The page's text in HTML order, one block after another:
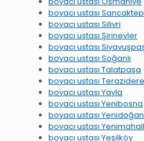
boyacı ustası
boyacı ustası Silivri
boyacı ustası Şirinevler
boyacı ustası
boyacı ustası Soğanlı
boyacı ustası Talatpaşa
boyacı ustası Terazidere
boyacı ustası Yayla
boyacı ustası Yenibosna
boyacı ustası Yenidoğan
boyacı ustası
boyacı ustası Yeşilköy